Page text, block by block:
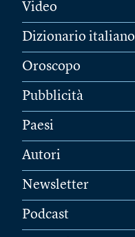
Video
Dizionario italiano
Oroscopo
Pubblicità
Paesi
Autori
Newsletter
Podcast